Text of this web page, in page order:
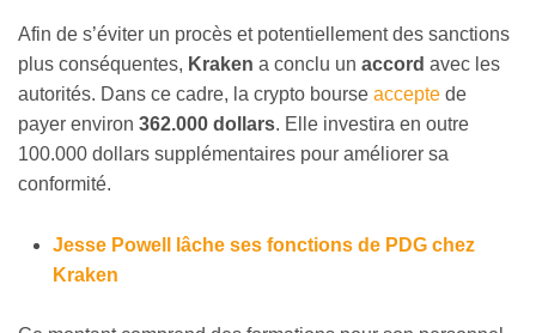
Afin de s’éviter un procès et potentiellement des sanctions
plus conséquentes, Kraken a conclu un accord avec les
autorités. Dans ce cadre, la crypto bourse accepte de
payer environ 362.000 dollars. Elle investira en outre
100.000 dollars supplémentaires pour améliorer sa
conformité.
Jesse Powell lâche ses fonctions de PDG chez
Kraken